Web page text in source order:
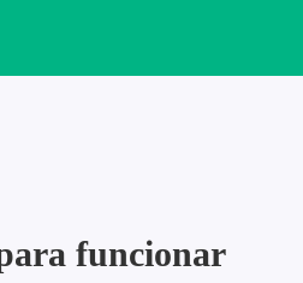
funcionar